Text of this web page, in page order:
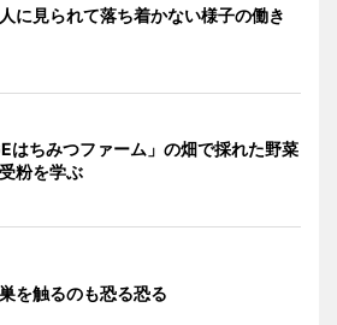
に見られて落ち着かない様子の働き
はちみつファーム」の畑で採れた野菜
粉を学ぶ
を触るのも恐る恐る